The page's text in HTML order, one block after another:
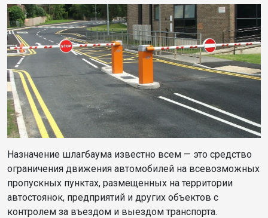
Назначение шлагбаума известно всем — это средство
ограничения движения автомобилей на всевозможных
пропускных пунктах, размещенных на территории
автостоянок, предприятий и других объектов c
контролем за въездом и выездом транспорта.